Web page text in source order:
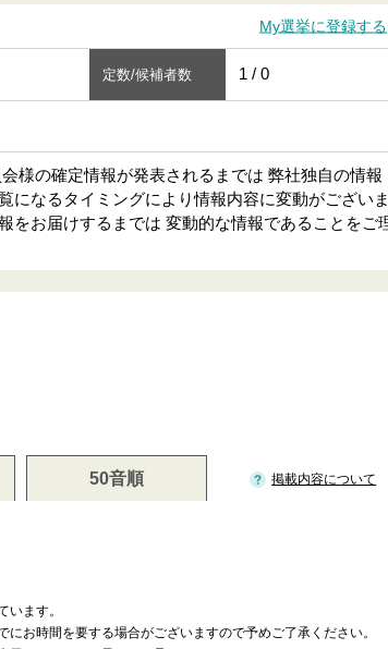
My選挙に登録する
定数/候補者数 1 / 0
様の確定情報が発表されるまでは 弊社独自の情報
になるタイミングにより情報内容に変動がござい
をお届けするまでは 変動的な情報であることをご
50音順 掲載内容について
ます。
お時間を要する場合がございますので予めご了承ください。